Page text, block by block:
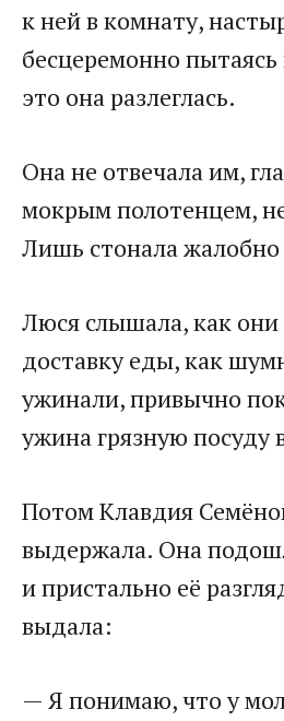
к ней в комнату,
бесцеремонно пытаясь
это она разлеглась.​
​Она не отвечала им,
мокрым полотенцем,
Лишь стонала
​Люся слышала, как они
доставку еды, как
ужинали, привычно
ужина грязную посуду
​Потом Клавдия
выдержала. Она
и пристально её
выдала:​
​— Я понимаю, что у